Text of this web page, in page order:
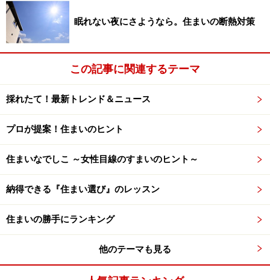
眠れない夜にさようなら。住まいの断熱対策
この記事に関連するテーマ
採れたて！最新トレンド＆ニュース
プロが提案！住まいのヒント
住まいなでしこ ～女性目線のすまいのヒント～
納得できる『住まい選び』のレッスン
住まいの勝手にランキング
他のテーマも見る